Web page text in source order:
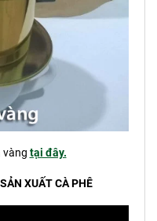
vàng tại đây.
XUẤT CÀ PHÊ